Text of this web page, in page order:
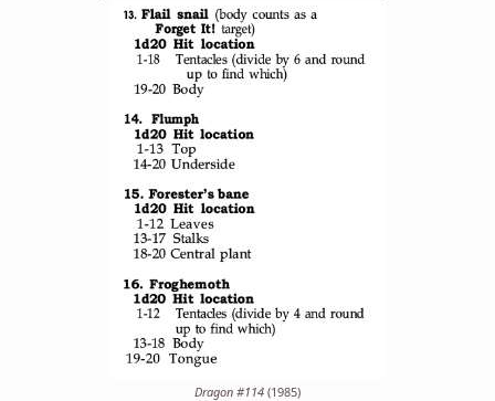
Dragon #114 (1985)